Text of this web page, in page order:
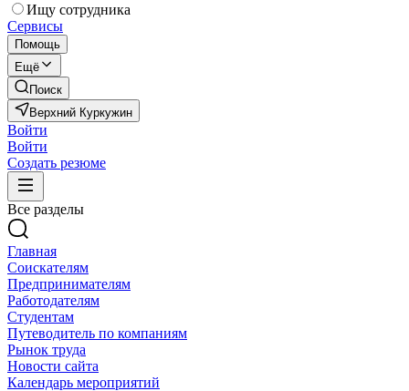
Ищу сотрудника
Сервисы
Помощь
Ещё
Поиск
Верхний Куркужин
Войти
Войти
Создать резюме
Все разделы
Главная
Соискателям
Предпринимателям
Работодателям
Студентам
Путеводитель по компаниям
Рынок труда
Новости сайта
Календарь мероприятий